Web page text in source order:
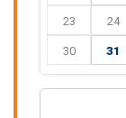
23 24
30 31